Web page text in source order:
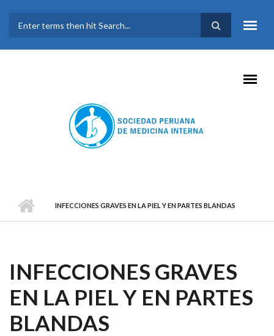
FORMULARIO DE
BÚSQUEDA
INFECCIONES GRAVES EN LA PIEL Y EN PARTES BLANDAS
INFECCIONES GRAVES
EN LA PIEL Y EN PARTES
BLANDAS